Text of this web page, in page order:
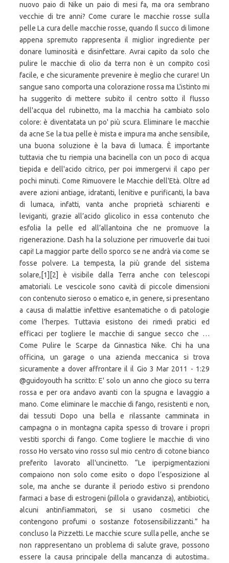
nuovo paio di Nike un paio di mesi fa, ma ora sembrano
vecchie di tre anni? Come curare le macchie rosse sulla
pelle La cura delle macchie rosse, quando Il succo di limone
appena spremuto rappresenta il miglior ingrediente per
donare luminosità e disinfettare. Avrai capito da solo che
pulire le macchie di olio da terra non è un compito così
facile, e che sicuramente prevenire è meglio che curare! Un
sangue sano comporta una colorazione rossa ma L'istinto mi
ha suggerito di mettere subito il centro sotto il flusso
dell'acqua del rubinetto, ma la macchia ha cambiato solo
colore: è diventatata un po' più scura. Eliminare le macchie
da acne Se la tua pelle è mista e impura ma anche sensibile,
una buona soluzione è la bava di lumaca. È importante
tuttavia che tu riempia una bacinella con un poco di acqua
tiepida e dell'acido citrico, per poi immergervi il capo per
pochi minuti. Come Rimuovere le Macchie dell'Età. Oltre ad
avere azioni antiage, idratanti, lenitive e purificanti, la bava
di lumaca, infatti, vanta anche proprietà schiarenti e
leviganti, grazie all’acido glicolico in essa contenuto che
esfolia la pelle ed all’allantoina che ne promuove la
rigenerazione. Dash ha la soluzione per rimuoverle dai tuoi
capi! La maggior parte dello sporco se ne andrà via come se
fosse polvere. La tempesta, la più grande del sistema
solare,[1][2] è visibile dalla Terra anche con telescopi
amatoriali. Le vescicole sono cavità di piccole dimensioni
con contenuto sieroso o ematico e, in genere, si presentano
a causa di malattie infettive esantematiche o di patologie
come l’herpes. Tuttavia esistono dei rimedi pratici ed
efficaci per togliere le macchie di sangue secco che …
Come Pulire le Scarpe da Ginnastica Nike. Chi ha una
officina, un garage o una azienda meccanica si trova
sicuramente a dover affrontare il il Gio 3 Mar 2011 - 1:29
@guidoyouth ha scritto: E' solo un anno che gioco su terra
rossa e per ora andavo avanti con la spugna e lavaggio a
mano. Come eliminare le macchie di fango, resistenti e non,
dai tessuti Dopo una bella e rilassante camminata in
campagna o in montagna capita spesso di trovare i propri
vestiti sporchi di fango. Come togliere le macchie di vino
rosso Ho versato vino rosso sul mio centro di cotone bianco
preferito lavorato all'uncinetto. “Le iperpigmentazioni
compaiono non solo come esito o dopo l’esposizione al
sole, ma anche se durante il periodo estivo si prendono
farmaci a base di estrogeni (pillola o gravidanza), antibiotici,
alcuni antinfiammatori, se si usano cosmetici che
contengono profumi o sostanze fotosensibilizzanti.” ha
concluso la Pizzetti. Le macchie scure sulla pelle, anche se
non rappresentano un problema di salute grave, possono
essere la causa principale della mancanza di autostima..